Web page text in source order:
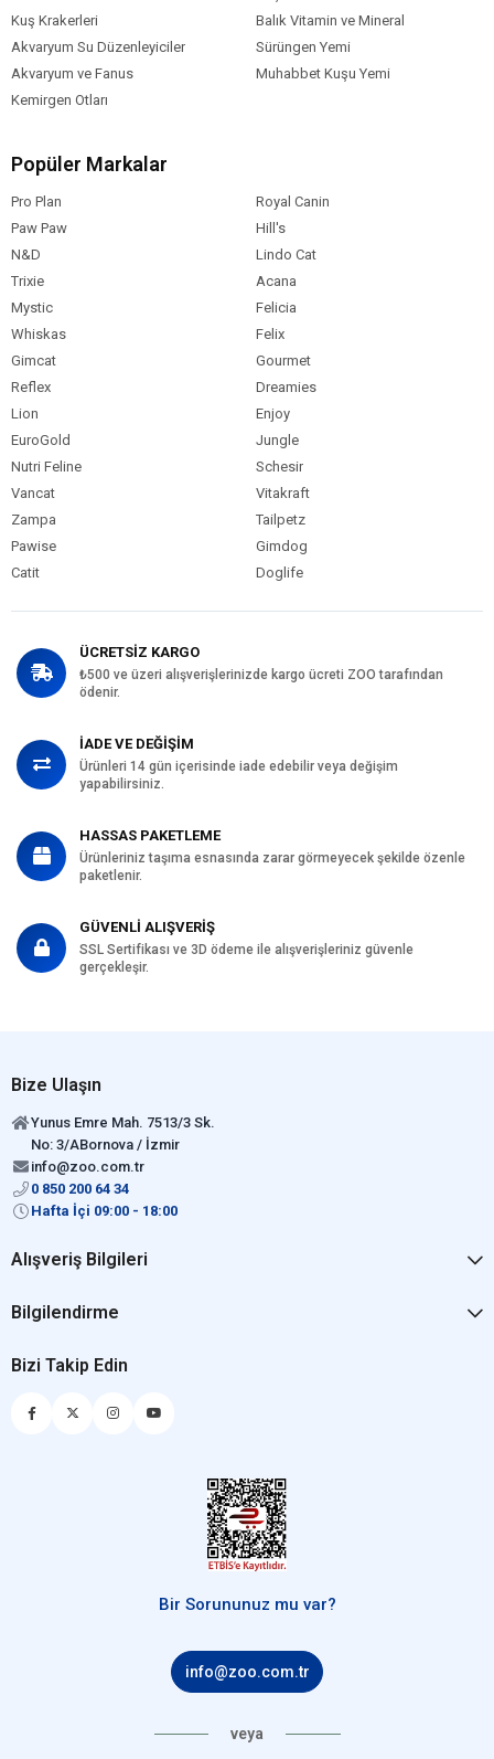
Kuş Krakerleri
Balık Vitamin ve Mineral
Akvaryum Su Düzenleyiciler
Sürüngen Yemi
Akvaryum ve Fanus
Muhabbet Kuşu Yemi
Kemirgen Otları
Popüler Markalar
Pro Plan
Royal Canin
Paw Paw
Hill's
N&D
Lindo Cat
Trixie
Acana
Mystic
Felicia
Whiskas
Felix
Gimcat
Gourmet
Reflex
Dreamies
Lion
Enjoy
EuroGold
Jungle
Nutri Feline
Schesir
Vancat
Vitakraft
Zampa
Tailpetz
Pawise
Gimdog
Catit
Doglife
ÜCRETSİZ KARGO
₺500 ve üzeri alışverişlerinizde kargo ücreti ZOO tarafından
ödenir.
İADE VE DEĞİŞİM
Ürünleri 14 gün içerisinde iade edebilir veya değişim
yapabilirsiniz.
HASSAS PAKETLEME
Ürünleriniz taşıma esnasında zarar görmeyecek şekilde özenle
paketlenir.
GÜVENLİ ALIŞVERİŞ
SSL Sertifikası ve 3D ödeme ile alışverişleriniz güvenle
gerçekleşir.
Bize Ulaşın
Yunus Emre Mah. 7513/3 Sk.
No: 3/ABornova / İzmir
info@zoo.com.tr
0 850 200 64 34
Hafta İçi 09:00 - 18:00
Alışveriş Bilgileri
Bilgilendirme
Bizi Takip Edin
Bir Sorununuz mu var?
info@zoo.com.tr
veya